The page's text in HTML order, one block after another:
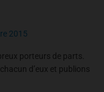
2015
porteurs de parts.
d’eux et publions